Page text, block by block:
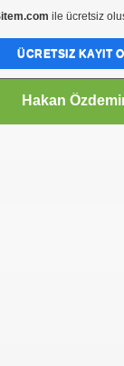
Hakan
ile ücretsiz
ÜCRETSIZ KAYIT